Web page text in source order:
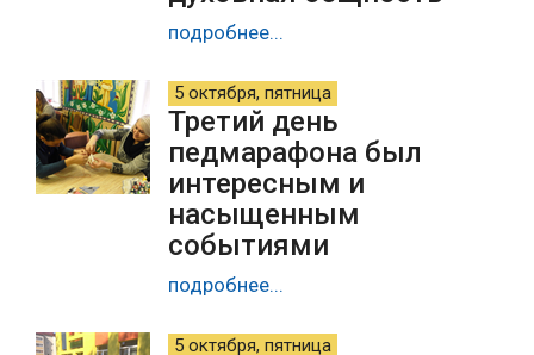
подробнее...
5 октября, пятница
Третий день
педмарафона был
интересным и
насыщенным
событиями
подробнее...
5 октября, пятница